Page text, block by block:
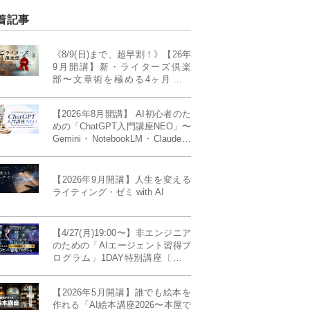
記事
《8/9(日)まで、超早割！》【26年
9月開講】新・ライターズ倶楽
部〜文章術を極める4ヶ月講義
【2026年8月開講】 AI初心者のた
めの「ChatGPT入門講座NEO」〜
Gemini・NotebookLM・Claudeま
座〕
【2026年9月開講】人生を変える
ライティング・ゼミ with AI
【4/27(月)19:00〜】非エンジニア
のための「AIエージェント習得プ
ログラム」1DAY特別講座〔パワ
【2026年5月開講】誰でも絵本を
作れる「AI絵本講座2026〜本屋で